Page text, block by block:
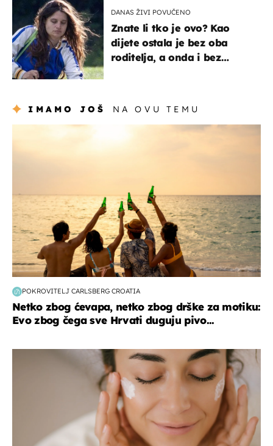
DANAS ŽIVI POVUČENO
Znate li tko je ovo? Kao
dijete ostala je bez oba
roditelja, a onda i bez
IMAMO JOŠ NA OVU TEMU
POKROVITELJ CARLSBERG CROATIA
Netko zbog ćevapa, netko zbog drške za motiku:
Evo zbog čega sve Hrvati duguju pivo...
moda & ljepota